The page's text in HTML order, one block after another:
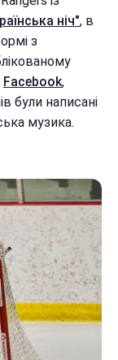
ніч", в
з
Facebook,
були написані
музика.